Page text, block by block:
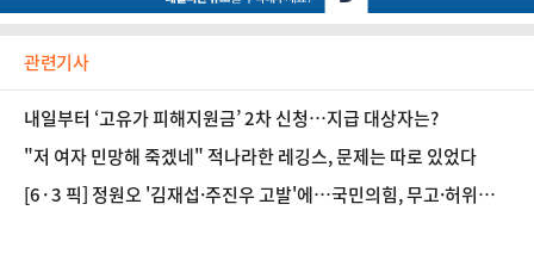
관련기사
내일부터 ‘고유가 피해지원금’ 2차 신청…지급 대상자는?
"저 여자 민망해 죽겠네" 적나라한 레깅스, 문제는 따로 있었다
[6·3 픽] 정원오 '김재섭·주진우 고발'에…국민의힘, 무고·허위사